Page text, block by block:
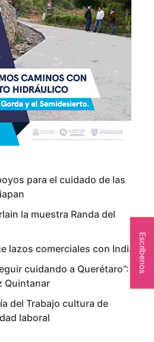
para el cuidado de las
la muestra Randa del
lazos comerciales con India
cuidando a Querétaro”:
Quintanar
del Trabajo cultura de
laboral
Escríbenos